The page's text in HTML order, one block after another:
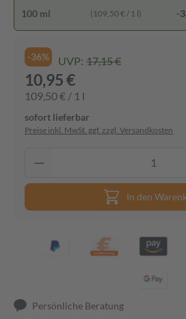
100 ml (109,50 € / 1 l) -
-36% UVP: 17,15 €
10,95 €
109,50 € / 1 l
sofort lieferbar
Preise inkl. MwSt. ggf. zzgl. Versandkosten
In den
Persönliche Beratung